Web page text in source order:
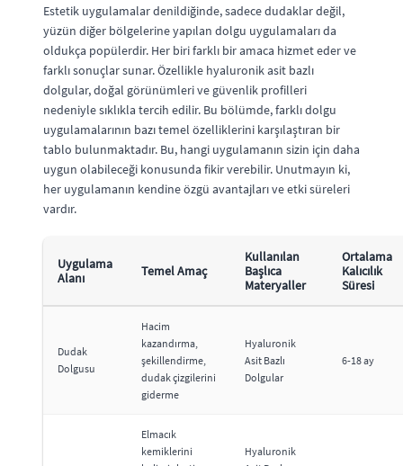
Estetik uygulamalar denildiğinde, sadece dudaklar değil,
yüzün diğer bölgelerine yapılan dolgu uygulamaları da
oldukça popülerdir. Her biri farklı bir amaca hizmet eder ve
farklı sonuçlar sunar. Özellikle hyaluronik asit bazlı
dolgular, doğal görünümleri ve güvenlik profilleri
nedeniyle sıklıkla tercih edilir. Bu bölümde, farklı dolgu
uygulamalarının bazı temel özelliklerini karşılaştıran bir
tablo bulunmaktadır. Bu, hangi uygulamanın sizin için daha
uygun olabileceği konusunda fikir verebilir. Unutmayın ki,
her uygulamanın kendine özgü avantajları ve etki süreleri
vardır.
Uygulama
Alanı
Temel Amaç
Kullanılan
Başlıca
Materyaller
Ortalama
Kalıcılık
Süresi
Dudak
Dolgusu
Hacim
kazandırma,
şekillendirme,
dudak çizgilerini
giderme
Hyaluronik
Asit Bazlı
Dolgular
6-18 ay
Elmacık
kemiklerini
Hyaluronik